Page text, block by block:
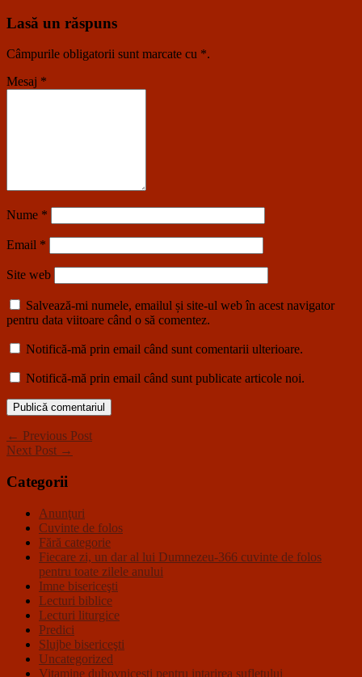
Lasă un răspuns
Câmpurile obligatorii sunt marcate cu *.
Mesaj *
Nume *
Email *
Site web
Salvează-mi numele, emailul și site-ul web în acest navigator
pentru data viitoare când o să comentez.
Notifică-mă prin email când sunt comentarii ulterioare.
Notifică-mă prin email când sunt publicate articole noi.
← Previous Post
Next Post →
Categorii
Anunţuri
Cuvinte de folos
Fără categorie
Fiecare zi, un dar al lui Dumnezeu-366 cuvinte de folos
pentru toate zilele anului
Imne bisericeşti
Lecturi biblice
Lecturi liturgice
Predici
Slujbe bisericeşti
Uncategorized
Vitamine duhovnicesti pentru intarirea sufletului